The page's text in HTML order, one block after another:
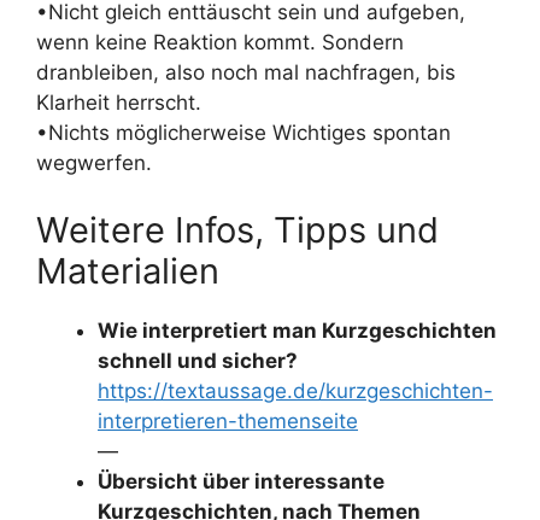
•Nicht gleich enttäuscht sein und aufgeben,
wenn keine Reaktion kommt. Sondern
dranbleiben, also noch mal nachfragen, bis
Klarheit herrscht.
•Nichts möglicherweise Wichtiges spontan
wegwerfen.
Weitere Infos, Tipps und
Materialien
Wie interpretiert man Kurzgeschichten
schnell und sicher?
https://textaussage.de/kurzgeschichten-
interpretieren-themenseite
—
Übersicht über interessante
Kurzgeschichten, nach Themen